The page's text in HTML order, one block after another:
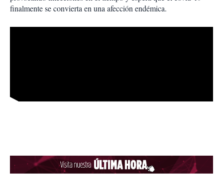
finalmente se convierta en una afección endémica.